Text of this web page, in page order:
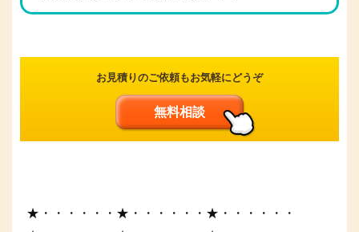
お見積りのご依頼もお気軽にどうぞ
無料相談
★・・・・・・★・・・・・・★・・・・・・